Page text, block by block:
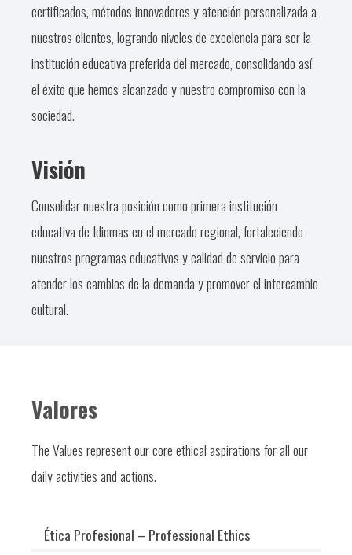
certificados, métodos innovadores y atención personalizada a
nuestros clientes, logrando niveles de excelencia para ser la
institución educativa preferida del mercado, consolidando así
el éxito que hemos alcanzado y nuestro compromiso con la
sociedad.
Visión
Consolidar nuestra posición como primera institución
educativa de Idiomas en el mercado regional, fortaleciendo
nuestros programas educativos y calidad de servicio para
atender los cambios de la demanda y promover el intercambio
cultural.
Valores
The Values represent our core ethical aspirations for all our
daily activities and actions.
Ética Profesional – Professional Ethics